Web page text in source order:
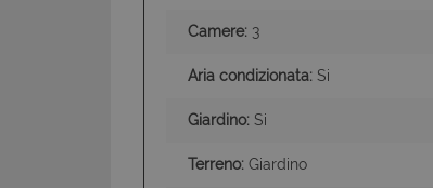
Camere: 3
Aria condizionata: Si
Giardino: Si
Terreno: Giardino